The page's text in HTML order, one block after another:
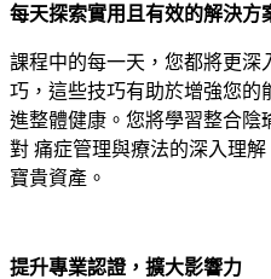
每天探索實用且有效的解決方
課程中的每一天，您都將更深
巧，這些技巧有助於增強您的
進整體健康。您將學習整合陰
對 痛症管理與療法的深入理
寶貴資產。
提升專業認證，擴大影響力